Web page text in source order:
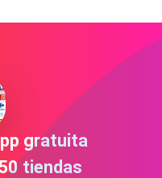
gratuita
tiendas